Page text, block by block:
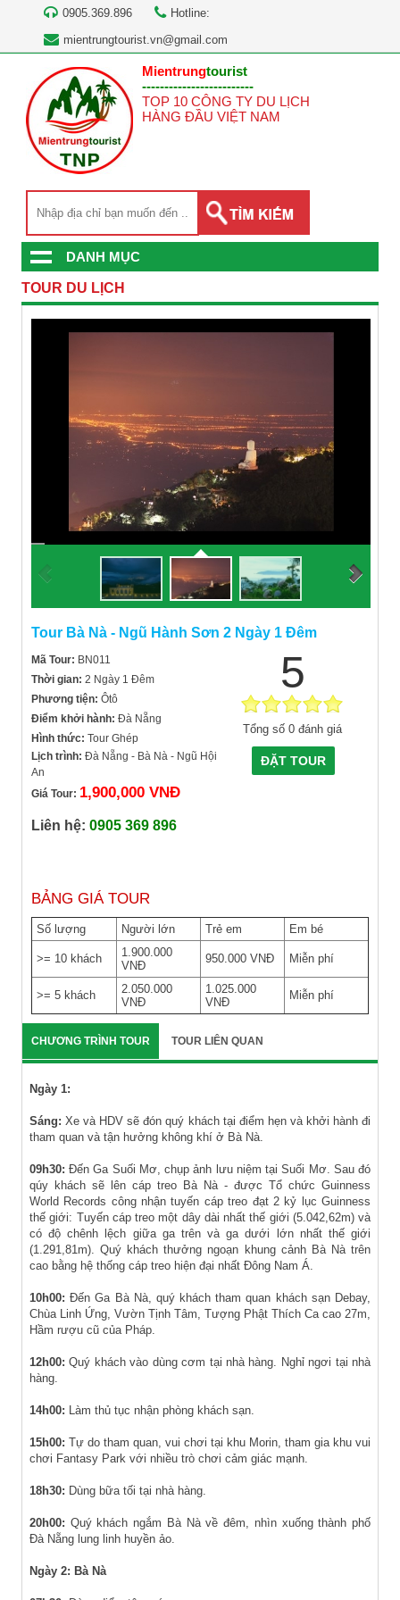
0905.369.896
Hotline:
mientrungtourist.vn@gmail.com
Mientrungtourist
-------------------------
TOP 10 CÔNG TY DU LỊCH
HÀNG ĐẦU VIỆT NAM
DANH MỤC
TOUR DU LỊCH
Tour Bà Nà - Ngũ Hành Sơn 2 Ngày 1 Đêm
Mã Tour: BN011
Thời gian: 2 Ngày 1 Đêm
Phương tiện: Ôtô
Điểm khởi hành: Đà Nẵng
Hình thức: Tour Ghép
Lịch trình: Đà Nẵng - Bà Nà - Ngũ Hội
An
Giá Tour: 1,900,000 VNĐ
Liên hệ: 0905 369 896
5
Tổng số 0 đánh giá
ĐẶT TOUR
BẢNG GIÁ TOUR
Số lượng Người lớn Trẻ em Em bé
>= 10 khách
1.900.000
VNĐ
950.000 VNĐ Miễn phí
>= 5 khách
2.050.000
VNĐ
1.025.000
VNĐ
Miễn phí
CHƯƠNG TRÌNH TOUR TOUR LIÊN QUAN
Ngày 1:
Sáng:Xe và HDV sẽ đón quý khách tại điểm hẹn và khởi hành đi
tham quan và tận hưởng không khí ở Bà Nà.
09h30: Đến Ga Suối Mơ, chụp ảnh lưu niệm tại Suối Mơ. Sau đó
qúy khách sẽ lên cáp treo Bà Nà - được Tổ chức Guinness
World Records công nhận tuyến cáp treo đạt 2 kỷ lục Guinness
thế giới: Tuyến cáp treo một dây dài nhất thế giới (5.042,62m) và
có độ chênh lệch giữa ga trên và ga dưới lớn nhất thế giới
(1.291,81m). Quý khách thưởng ngoạn khung cảnh Bà Nà trên
cao bằng hệ thống cáp treo hiện đại nhất Đông Nam Á.
10h00: Đến Ga Bà Nà, quý khách tham quan khách sạn Debay,
Chùa Linh Ứng, Vườn Tịnh Tâm, Tượng Phật Thích Ca cao 27m,
Hầm rượu cũ của Pháp.
12h00: Quý khách vào dùng cơm tại nhà hàng. Nghỉ ngơi tại nhà
hàng.
14h00: Làm thủ tục nhận phòng khách sạn.
15h00: Tự do tham quan, vui chơi tại khu Morin, tham gia khu vui
chơi Fantasy Park với nhiều trò chơi cảm giác mạnh.
18h30: Dùng bữa tối tại nhà hàng.
20h00: Quý khách ngắm Bà Nà về đêm, nhìn xuống thành phố
Đà Nẵng lung linh huyền ảo.
Ngày 2: Bà Nà